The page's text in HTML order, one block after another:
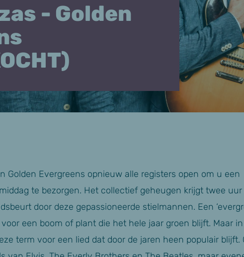
- Golden
Golden Evergreens opnieuw alle registers open om u een
te bezorgen. Het collectief geheugen krijgt twee uur
door deze gepassioneerde stielmannen. Een
een boom of plant die het hele jaar groen blijft. Maar
term voor een lied dat door de jaren heen populair blijft.